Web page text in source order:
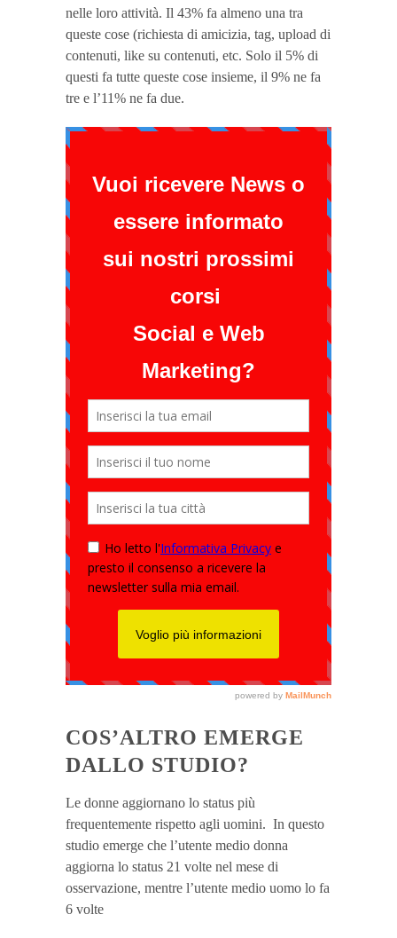
nelle loro attività. Il 43% fa almeno una tra
queste cose (richiesta di amicizia, tag, upload di
contenuti, like su contenuti, etc. Solo il 5% di
questi fa tutte queste cose insieme, il 9% ne fa
tre e l’11% ne fa due.
COS’ALTRO EMERGE
DALLO STUDIO?
Le donne aggiornano lo status più
frequentemente rispetto agli uomini. In questo
studio emerge che l’utente medio donna
aggiorna lo status 21 volte nel mese di
osservazione, mentre l’utente medio uomo lo fa
6 volte